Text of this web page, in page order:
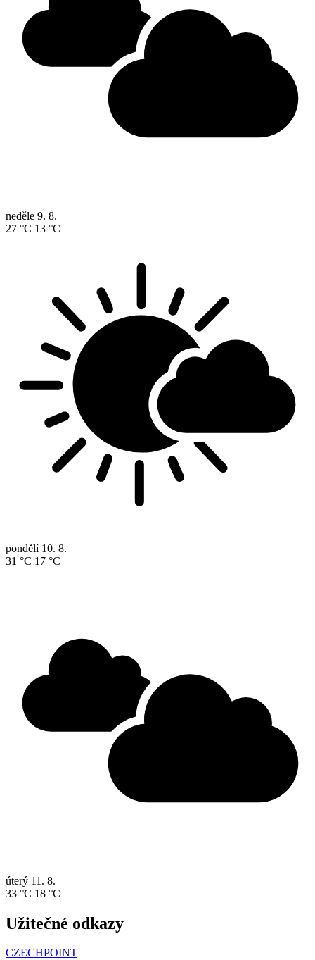
neděle 9. 8.
27 °C 13 °C
pondělí 10. 8.
31 °C 17 °C
úterý 11. 8.
33 °C 18 °C
Užitečné odkazy
CZECHPOINT